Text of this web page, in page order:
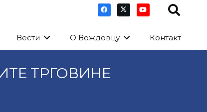
Вести О Вождовцу Контакт
ТРГОВИНЕ